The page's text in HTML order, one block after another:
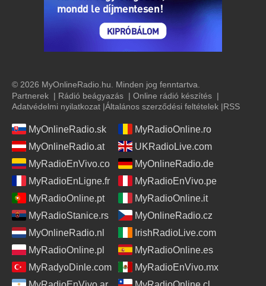
© 2026 MyOnlineRadio.hu. Minden jog fenntartva.
Partnerek | Rádió beágyazás | Online rádió készítés |
Adatvédelmi nyilatkozat |Általános szerződési feltételek |RSS
MyOnlineRadio.sk
MyRadioOnline.ro
MyOnlineRadio.at
UKRadioLive.com
MyRadioEnVivo.co
MyOnlineRadio.de
MyRadioEnLigne.fr
MyRadioEnVivo.pe
MyRadioOnline.pt
MyRadioOnline.it
MyRadioStanice.rs
MyOnlineRadio.cz
MyOnlineRadio.nl
IrishRadioLive.com
MyRadioOnline.pl
MyRadioOnline.es
MyRadyoDinle.com
MyRadioEnVivo.mx